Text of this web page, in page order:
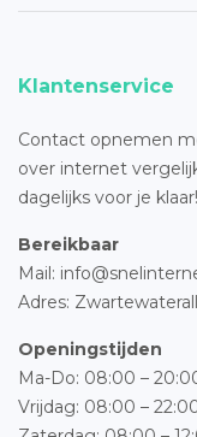
Klantenservice
Contact opnemen
over internet
dagelijks voor je klaar!
Bereikbaar
Mail:
Adres:
Openingstijden
Ma-Do: 08:00 –
Vrijdag: 08:00 –